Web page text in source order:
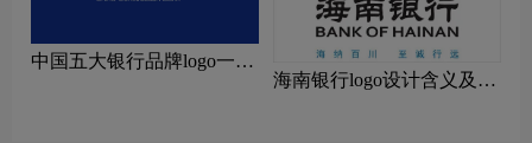
中国五大银行品牌logo一
海南银行logo设计含义及设